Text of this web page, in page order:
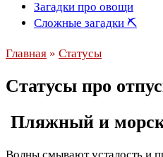
Загадки про овощи
Сложные загадки ⛏
Главная » Статусы
Статусы про
Пляжный и